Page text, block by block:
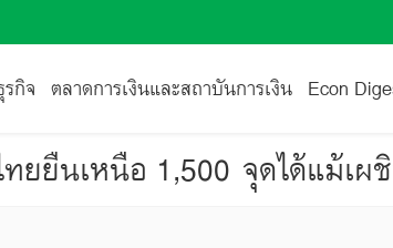
กิจ ตลาดการเงินและสถาบันการเงิน Econ
ยืนเหนือ 1,500 จุดได้แม้เ